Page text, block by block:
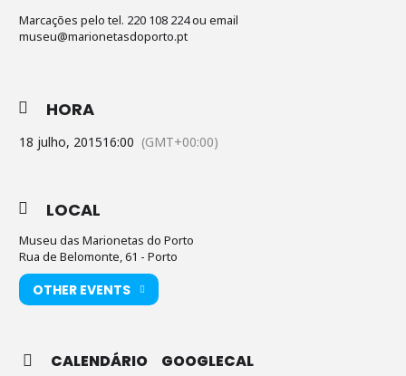
Marcações pelo tel. 220 108 224 ou email
museu@marionetasdoporto.pt
HORA
18 julho, 201516:00 (GMT+00:00)
LOCAL
Museu das Marionetas do Porto
Rua de Belomonte, 61 - Porto
OTHER EVENTS
CALENDÁRIO GOOGLECAL